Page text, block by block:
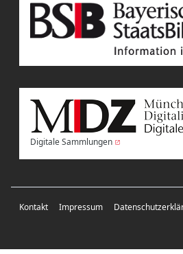
Digitale Sammlungen
Kontakt Impressum